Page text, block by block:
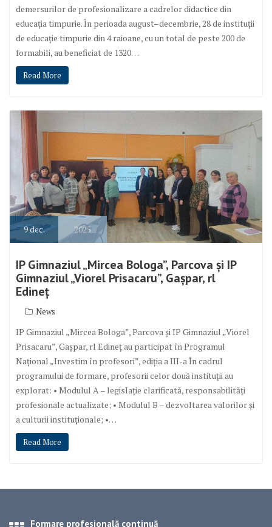
demersurilor de profesionalizare a cadrelor didactice din
educația timpurie. În perioada august–decembrie, 28 de instituții
de educație timpurie din 4 raioane, cu un total de peste 200 de
formabili, au beneficiat de 1320…
Read More
9dec. 2025
IP Gimnaziul „Mircea Bologa”, Parcova și IP
Gimnaziul „Viorel Prisacaru”, Gașpar, rl
Edineț
News
IP Gimnaziul „Mircea Bologa”, Parcova și IP Gimnaziul „Viorel
Prisacaru”, Gașpar, rl Edineț au participat în Programul
Național „Investim în profesori”, ediția a III-a În cadrul
programului de formare, profesorii celor două instituții au
explorat: • Modulul A – legislație clarificată, responsabilități
profesionale actualizate; • Modulul B – dezvoltarea valorilor și
a culturii instituționale; •…
Read More
Formare profesională continuă